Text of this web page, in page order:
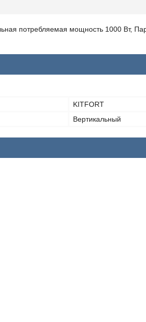
потребляемая мощность 1000 Вт,
KITFORT
Вертикальный